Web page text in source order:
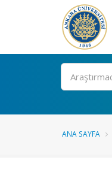
Ara
ANA SAYFA